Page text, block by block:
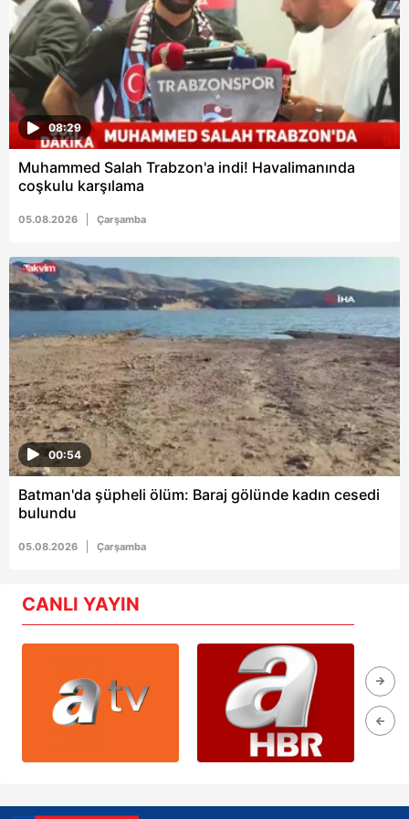
6698 sayılı Kişisel Verilerin Korunması Kanunu uyarınca
hazırlanmış Aydınlatma Metnimizi okumak ve sitemizde
ilgili mevzuata uygun olarak kullanılan çerezlerle ilgili bilgi
almak için lütfentıklayınız.
08:29
Muhammed Salah Trabzon'a indi! Havalimanında
coşkulu karşılama
05.08.2026 Çarşamba
00:54
Batman'da şüpheli ölüm: Baraj gölünde kadın cesedi
bulundu
05.08.2026 Çarşamba
CANLI YAYIN